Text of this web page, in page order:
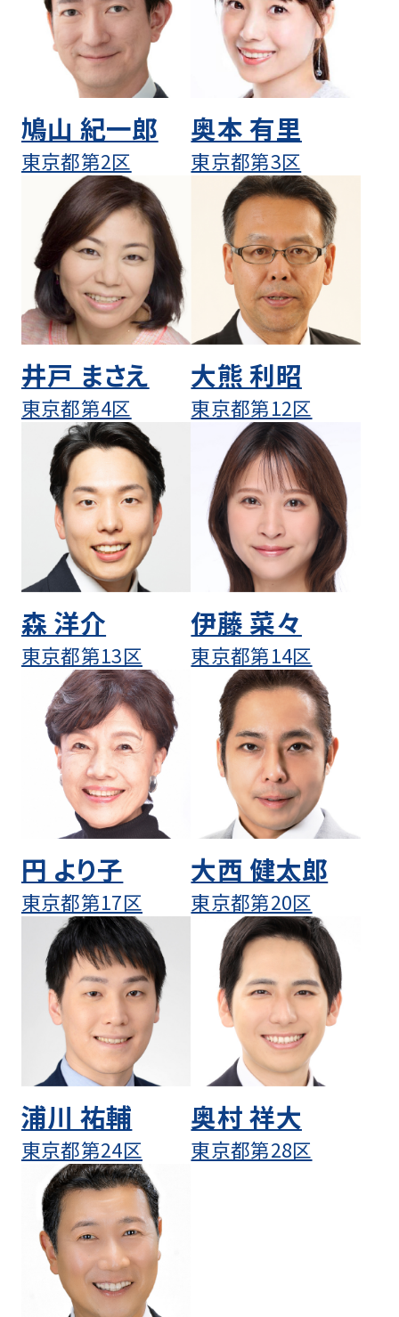
鳩山 紀一郎
東京都第2区
奥本 有里
東京都第3区
井戸 まさえ
東京都第4区
大熊 利昭
東京都第12区
森 洋介
東京都第13区
伊藤 菜々
東京都第14区
円 より子
東京都第17区
大西 健太郎
東京都第20区
浦川 祐輔
東京都第24区
奥村 祥大
東京都第28区